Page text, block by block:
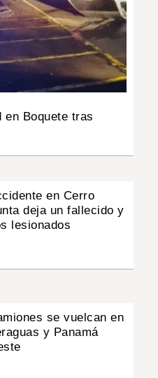
en Boquete tras
en Cerro
deja un fallecido y
lesionados
se vuelcan en
y Panamá